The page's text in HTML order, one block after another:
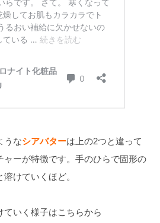
うなシアバターは上の2つと違って
ャーが特徴です。手のひらで固形の
けていくほど。
いく様子はこちらから